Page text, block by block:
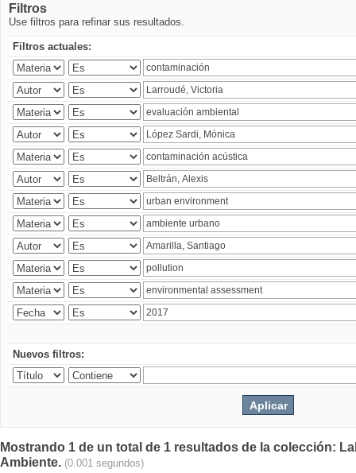
Filtros
Use filtros para refinar sus resultados.
Filtros actuales:
Nuevos filtros:
Mostrando 1 de un total de 1 resultados de la colección:
Ambiente. (0.001 segundos)